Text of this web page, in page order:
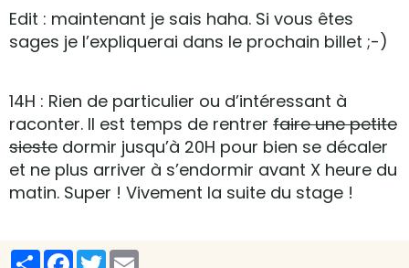
Edit : maintenant je sais haha. Si vous êtes
sages je l’expliquerai dans le prochain billet ;-)
14H : Rien de particulier ou d’intéressant à
raconter. Il est temps de rentrer faire une petite
sieste dormir jusqu’à 20H pour bien se décaler
et ne plus arriver à s’endormir avant X heure du
matin. Super ! Vivement la suite du stage !
PartagerFacebook
Twitter